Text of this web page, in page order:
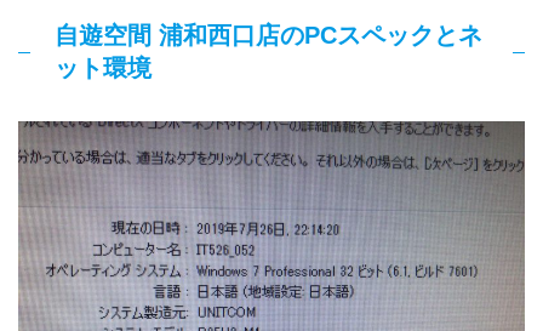
自遊空間 浦和西口店のPCスペックとネ
ット環境